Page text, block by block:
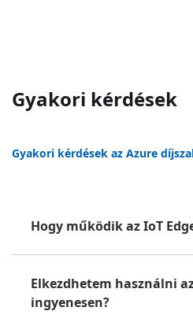
Gyakori kérdések
Gyakori kérdések az Azure
Hogy működik az IoT
Elkezdhetem használni
ingyenesen?